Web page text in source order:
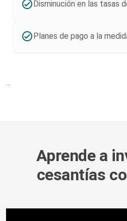
Disminución en las tasas
Planes de pago a la
Aprende a
cesantías